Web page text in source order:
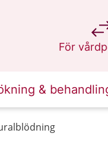
För
på
&